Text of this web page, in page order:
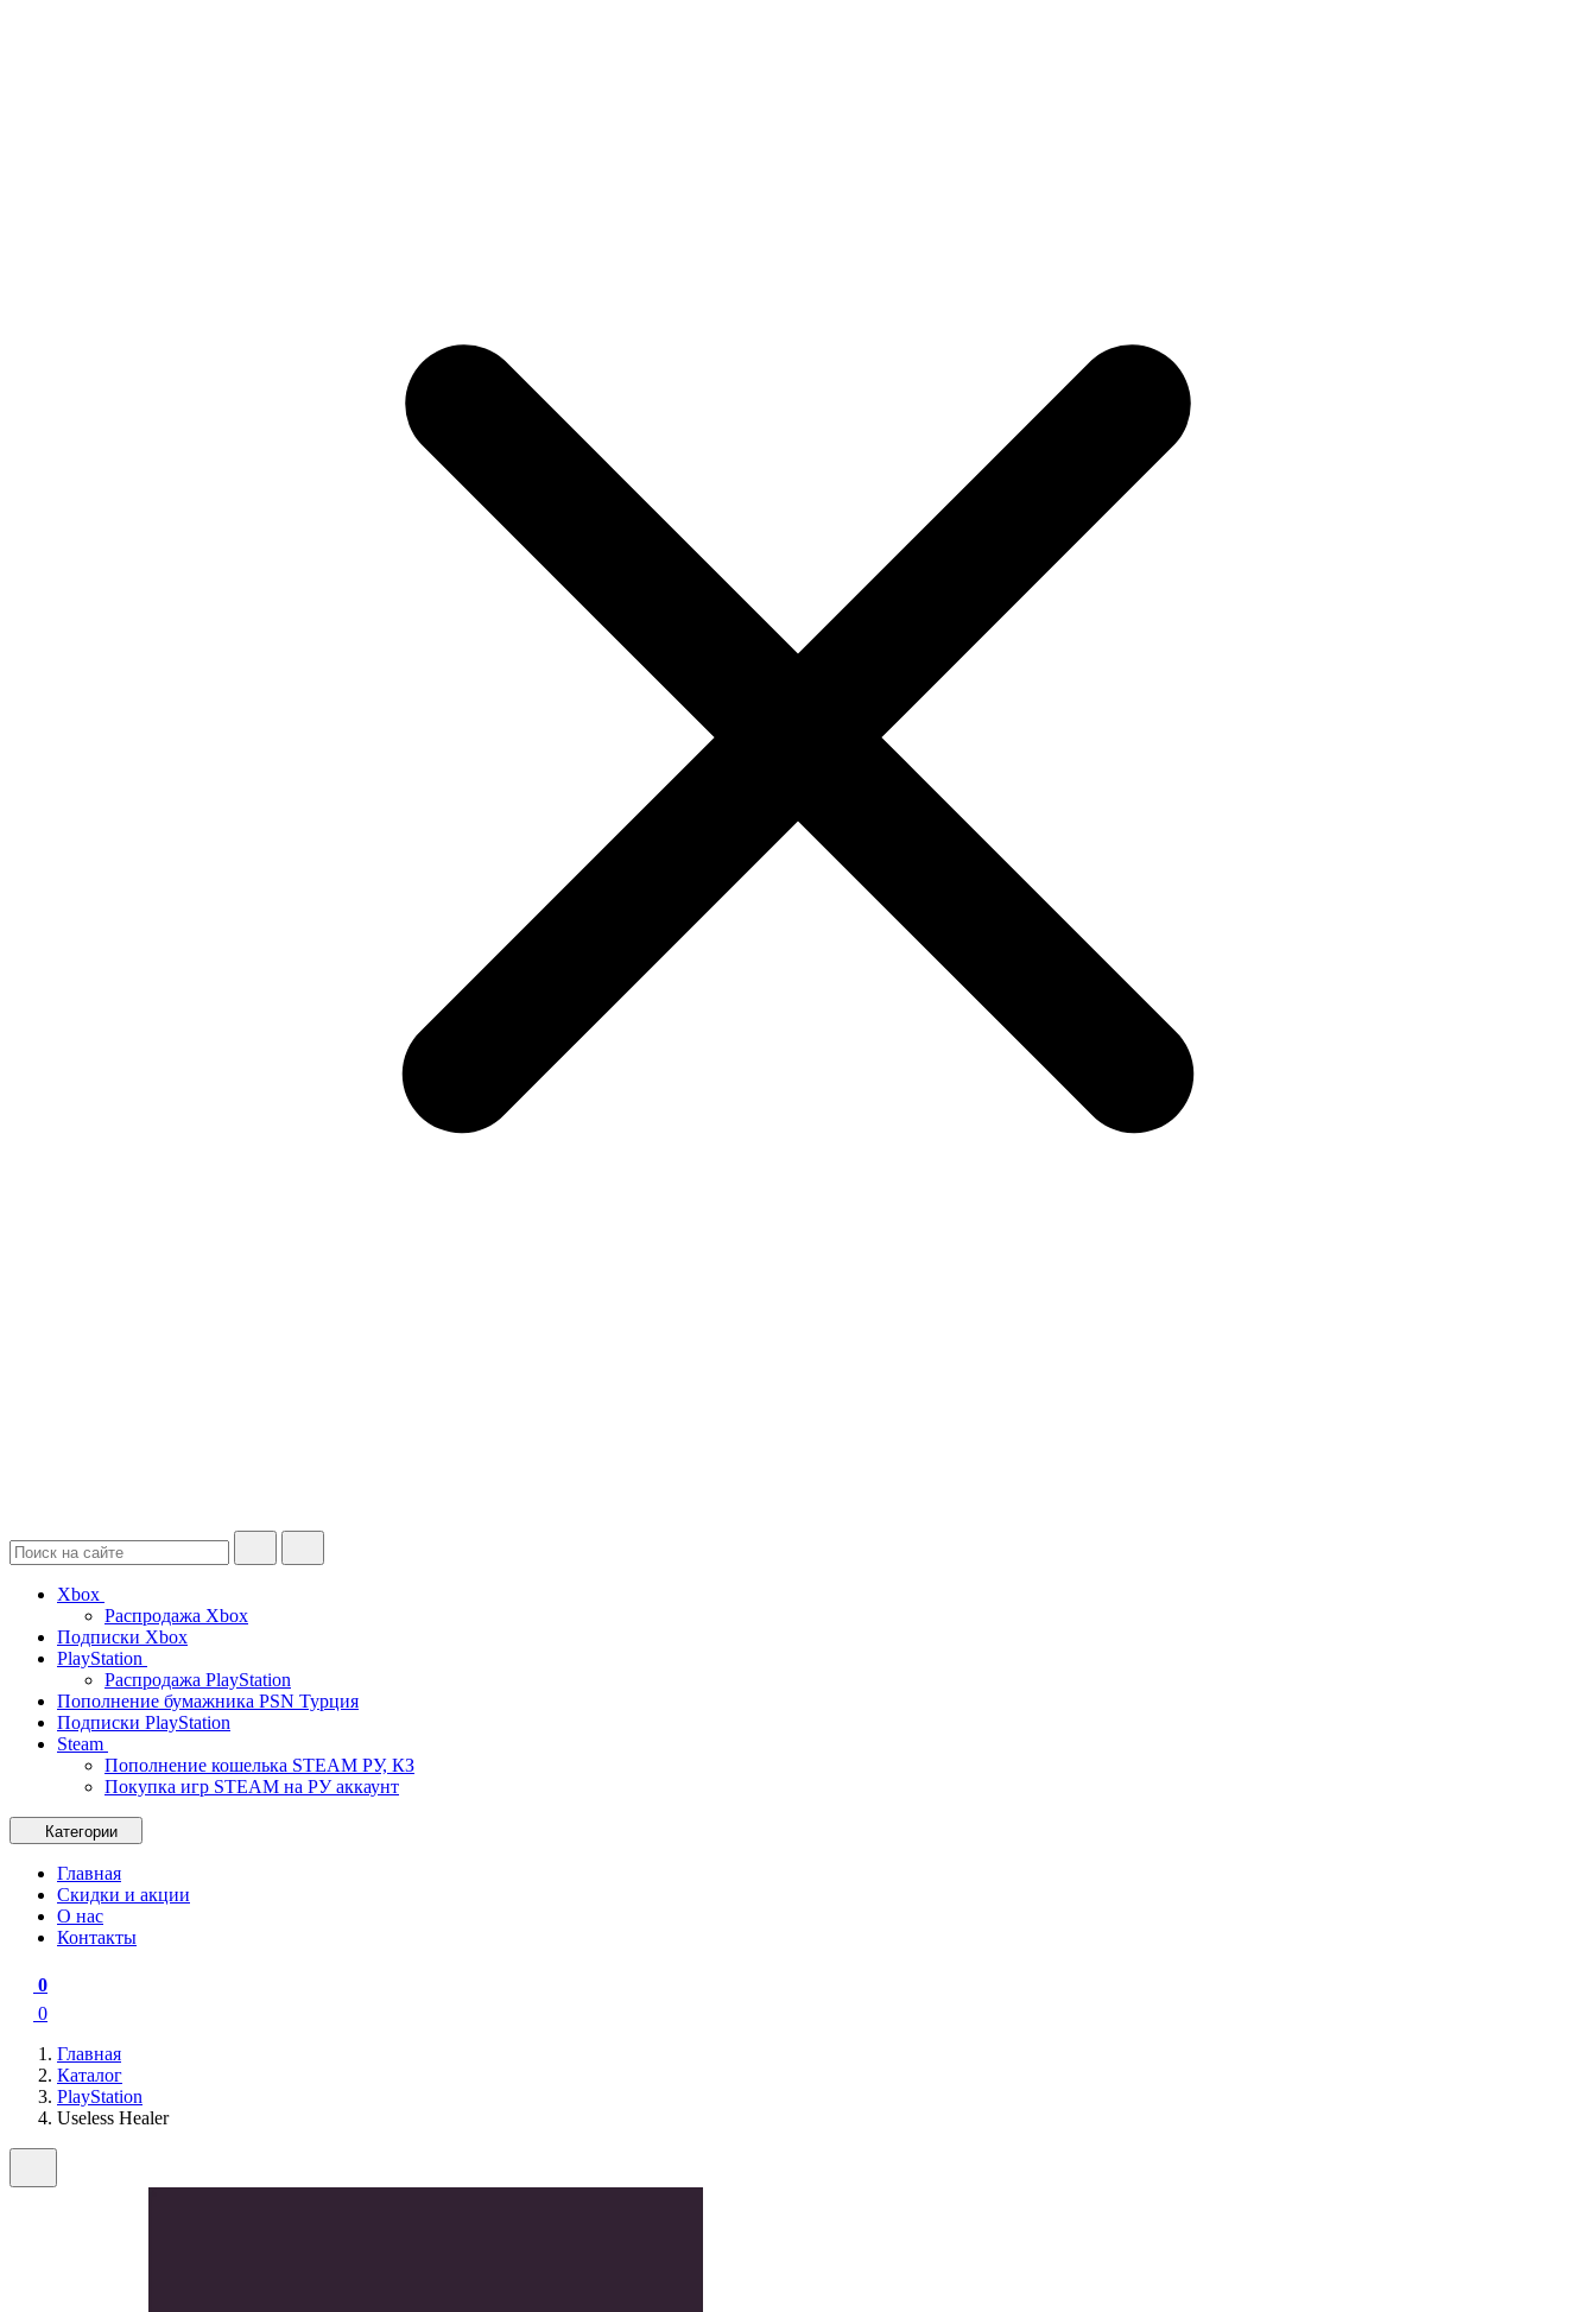
Xbox
Распродажа Xbox
Подписки Xbox
PlayStation
Распродажа PlayStation
Пополнение бумажника PSN Турция
Подписки PlayStation
Steam
Пополнение кошелька STEAM РУ, КЗ
Покупка игр STEAM на РУ аккаунт
Категории
Главная
Скидки и акции
О нас
Контакты
0
0
Главная
Каталог
PlayStation
Useless Healer